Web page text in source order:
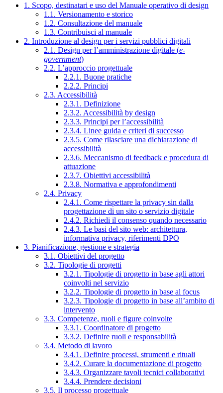
1. Scopo, destinatari e uso del Manuale operativo di design
1.1. Versionamento e storico
1.2. Consultazione del manuale
1.3. Contribuisci al manuale
2. Introduzione al design per i servizi pubblici digitali
2.1. Design per l’amministrazione digitale (e-
government)
2.2. L’approccio progettuale
2.2.1. Buone pratiche
2.2.2. Principi
2.3. Accessibilità
2.3.1. Definizione
2.3.2. Accessibilità by design
2.3.3. Principi per l’accessibilità
2.3.4. Linee guida e criteri di successo
2.3.5. Come rilasciare una dichiarazione di
accessibilità
2.3.6. Meccanismo di feedback e procedura di
attuazione
2.3.7. Obiettivi accessibilità
2.3.8. Normativa e approfondimenti
2.4. Privacy
2.4.1. Come rispettare la privacy sin dalla
progettazione di un sito o servizio digitale
2.4.2. Richiedi il consenso quando necessario
2.4.3. Le basi del sito web: architettura,
informativa privacy, riferimenti DPO
3. Pianificazione, gestione e strategia
3.1. Obiettivi del progetto
3.2. Tipologie di progetti
3.2.1. Tipologie di progetto in base agli attori
coinvolti nel servizio
3.2.2. Tipologie di progetto in base al focus
3.2.3. Tipologie di progetto in base all’ambito di
intervento
3.3. Competenze, ruoli e figure coinvolte
3.3.1. Coordinatore di progetto
3.3.2. Definire ruoli e responsabilità
3.4. Metodo di lavoro
3.4.1. Definire processi, strumenti e rituali
3.4.2. Curare la documentazione di progetto
3.4.3. Organizzare tavoli tecnici collaborativi
3.4.4. Prendere decisioni
3.5. Il processo progettuale